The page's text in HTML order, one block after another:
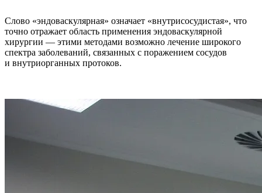
Слово «эндоваскулярная» означает «внутрисосудистая», что
точно отражает область применения эндоваскулярной
хирургии — этими методами возможно лечение широкого
спектра заболеваний, связанных с поражением сосудов
и внутриорганных протоков.